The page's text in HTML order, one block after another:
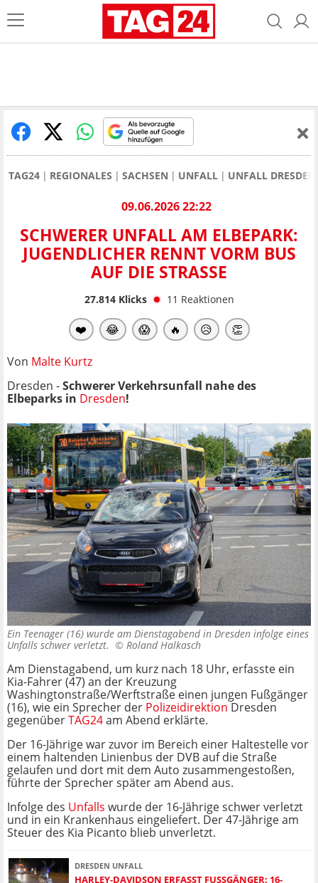
TAG24 REGIONALES SACHSEN UNFALL UNFALL
09.06.2026 22:22
SCHWERER UNFALL AM ELBEPARK:
JUGENDLICHER RENNT VORM BUS
AUF DIE STRASSE
27.814Klicks 11 Reaktionen
❤️ 😂 😱 🔥 😥 👏
Von Malte Kurtz
Dresden -Schwerer Verkehrsunfall nahe des
Elbeparks in Dresden!
Ein Teenager (16) wurde am Dienstagabend in Dresden infolge eines
Unfalls schwer verletzt. © Roland Halkasch
Am Dienstagabend, um kurz nach 18 Uhr, erfasste ein
Kia-Fahrer (47) an der Kreuzung
Washingtonstraße/Werftstraße einen jungen Fußgänger
(16), wie ein Sprecher der Polizeidirektion Dresden
gegenüberTAG24am Abend erklärte.
Der 16-Jährige war zuvor im Bereich einer Haltestelle vor
einem haltenden Linienbus der DVB auf die Straße
gelaufen und dort mit dem Auto zusammengestoßen,
führte der Sprecher später am Abend aus.
Infolge des Unfalls wurde der 16-Jährige schwer verletzt
und in ein Krankenhaus eingeliefert. Der 47-Jährige am
Steuer des Kia Picanto blieb unverletzt.
DRESDEN UNFALL
HARLEY-DAVIDSON ERFASST FUSSGÄNGER: 16-J